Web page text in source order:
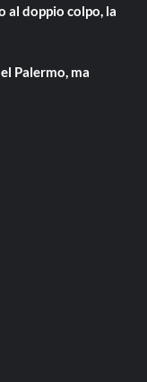
al doppio colpo, la
Palermo, ma